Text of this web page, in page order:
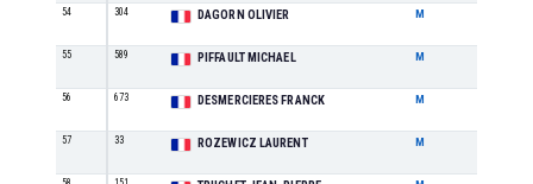
54 304 DAGORN OLIVIER M
55 589 PIFFAULT MICHAEL M
56 673 DESMERCIERES FRANCK M
57 33 ROZEWICZ LAURENT M